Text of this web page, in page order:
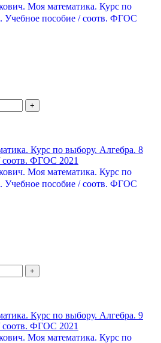
Моя математика. Курс по
Учебное пособие / соотв. ФГОС
+
Моя математика. Курс по
Учебное пособие / соотв. ФГОС
+
Моя математика. Курс по